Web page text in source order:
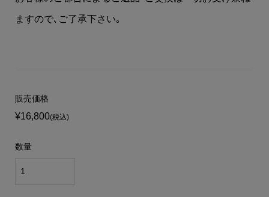
ますので､ご了承下さい｡
販売価格
¥16,800(税込)
数量